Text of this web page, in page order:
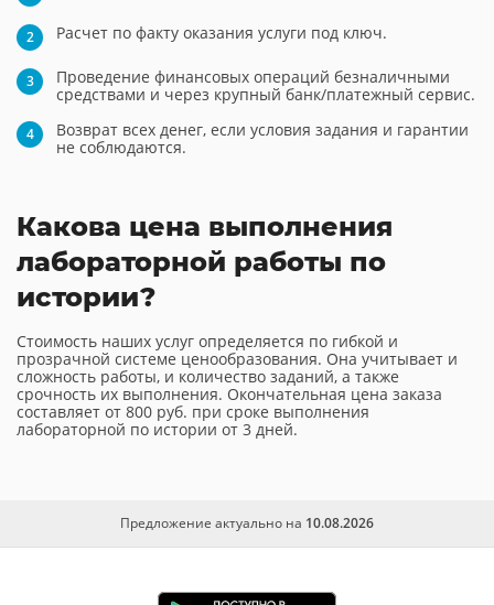
Расчет по факту оказания услуги под ключ.
Проведение финансовых операций безналичными
средствами и через крупный банк/платежный сервис.
Возврат всех денег, если условия задания и гарантии
не соблюдаются.
Какова цена выполнения
лабораторной работы по
истории?
Стоимость наших услуг определяется по гибкой и
прозрачной системе ценообразования. Она учитывает и
сложность работы, и количество заданий, а также
срочность их выполнения. Окончательная цена заказа
составляет от 800 руб. при сроке выполнения
лабораторной по истории от 3 дней.
Предложение актуально на 10.08.2026